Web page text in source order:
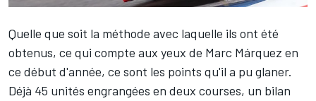
Quelle que soit la méthode avec laquelle ils ont été
obtenus, ce qui compte aux yeux de Marc Márquez en
ce début d'année, ce sont les points qu'il a pu glaner.
Déjà 45 unités engrangées en deux courses, un bilan